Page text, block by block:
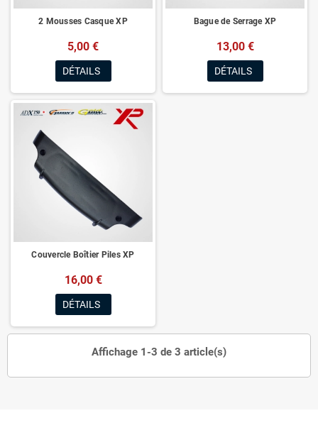
2 Mousses Casque XP
5,00 €
DÉTAILS
Bague de Serrage XP
13,00 €
DÉTAILS
Couvercle Boîtier Piles XP
16,00 €
DÉTAILS
Affichage 1-3 de 3 article(s)